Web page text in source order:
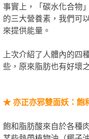
事實上，「碳水化合物
的三大營養素，我們可
來提供能量。
上次介紹了人體內的四
些，原來脂肪也有好壞
★ 亦正亦邪雙面妖：飽
飽和脂肪酸來自於各種